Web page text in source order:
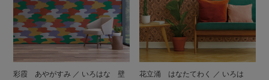
彩霞 あやがすみ ／ いろはな 壁
花立涌 はなたてわく ／ いろは